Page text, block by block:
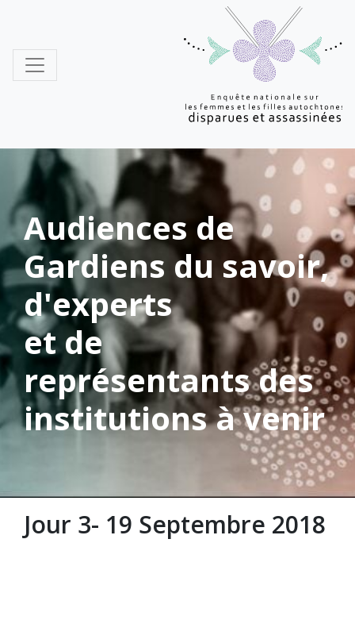
Audiences de
Gardiens du savoir,
d'experts
et de
représentants des
institutions à venir
Jour 3- 19 Septembre 2018